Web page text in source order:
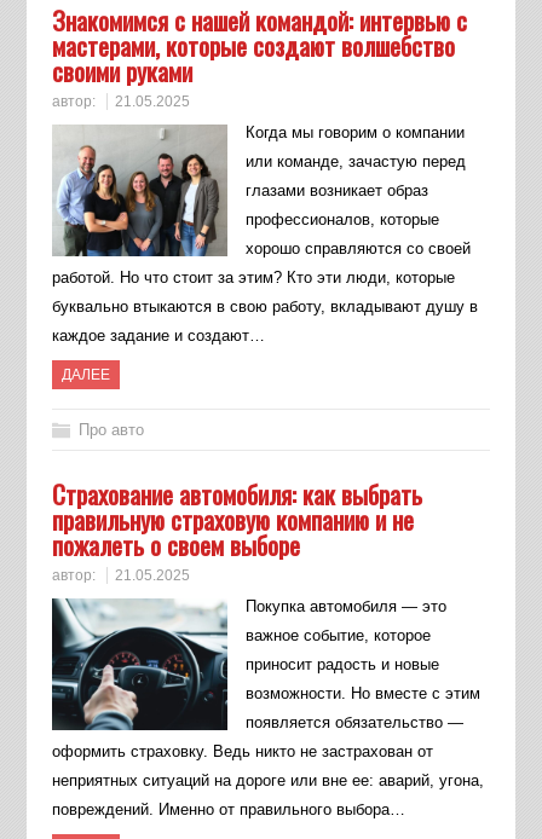
Знакомимся с нашей командой: интервью с
мастерами, которые создают волшебство
своими руками
автор: 21.05.2025
Когда мы говорим о компании
или команде, зачастую перед
глазами возникает образ
профессионалов, которые
хорошо справляются со своей
работой. Но что стоит за этим? Кто эти люди, которые
буквально втыкаются в свою работу, вкладывают душу в
каждое задание и создают…
ДАЛЕЕ
Про авто
Страхование автомобиля: как выбрать
правильную страховую компанию и не
пожалеть о своем выборе
автор: 21.05.2025
Покупка автомобиля — это
важное событие, которое
приносит радость и новые
возможности. Но вместе с этим
появляется обязательство —
оформить страховку. Ведь никто не застрахован от
неприятных ситуаций на дороге или вне ее: аварий, угона,
повреждений. Именно от правильного выбора…